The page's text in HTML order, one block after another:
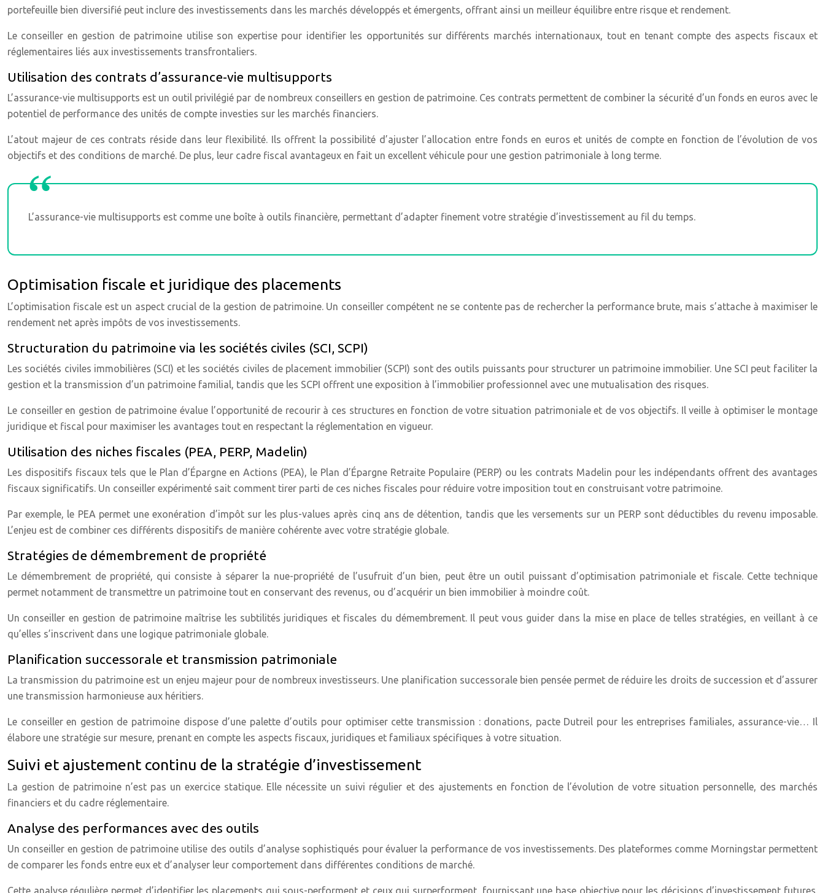
portefeuille bien diversifié peut inclure des investissements dans les marchés développés et émergents, offrant ainsi un meilleur équilibre entre risque et rendement.
Le conseiller en gestion de patrimoine utilise son expertise pour identifier les opportunités sur différents marchés internationaux, tout en tenant compte des aspects fiscaux et
réglementaires liés aux investissements transfrontaliers.
Utilisation des contrats d’assurance-vie multisupports
L’assurance-vie multisupports est un outil privilégié par de nombreux conseillers en gestion de patrimoine. Ces contrats permettent de combiner la sécurité d’un fonds en euros avec le
potentiel de performance des unités de compte investies sur les marchés financiers.
L’atout majeur de ces contrats réside dans leur flexibilité. Ils offrent la possibilité d’ajuster l’allocation entre fonds en euros et unités de compte en fonction de l’évolution de vos
objectifs et des conditions de marché. De plus, leur cadre fiscal avantageux en fait un excellent véhicule pour une gestion patrimoniale à long terme.
L’assurance-vie multisupports est comme une boîte à outils financière, permettant d’adapter finement votre stratégie d’investissement au fil du temps.
Optimisation fiscale et juridique des placements
L’optimisation fiscale est un aspect crucial de la gestion de patrimoine. Un conseiller compétent ne se contente pas de rechercher la performance brute, mais s’attache à maximiser le
rendement net après impôts de vos investissements.
Structuration du patrimoine via les sociétés civiles (SCI, SCPI)
Les sociétés civiles immobilières (SCI) et les sociétés civiles de placement immobilier (SCPI) sont des outils puissants pour structurer un patrimoine immobilier. Une SCI peut faciliter la
gestion et la transmission d’un patrimoine familial, tandis que les SCPI offrent une exposition à l’immobilier professionnel avec une mutualisation des risques.
Le conseiller en gestion de patrimoine évalue l’opportunité de recourir à ces structures en fonction de votre situation patrimoniale et de vos objectifs. Il veille à optimiser le montage
juridique et fiscal pour maximiser les avantages tout en respectant la réglementation en vigueur.
Utilisation des niches fiscales (PEA, PERP, Madelin)
Les dispositifs fiscaux tels que le Plan d’Épargne en Actions (PEA), le Plan d’Épargne Retraite Populaire (PERP) ou les contrats Madelin pour les indépendants offrent des avantages
fiscaux significatifs. Un conseiller expérimenté sait comment tirer parti de ces niches fiscales pour réduire votre imposition tout en construisant votre patrimoine.
Par exemple, le PEA permet une exonération d’impôt sur les plus-values après cinq ans de détention, tandis que les versements sur un PERP sont déductibles du revenu imposable.
L’enjeu est de combiner ces différents dispositifs de manière cohérente avec votre stratégie globale.
Stratégies de démembrement de propriété
Le démembrement de propriété, qui consiste à séparer la nue-propriété de l’usufruit d’un bien, peut être un outil puissant d’optimisation patrimoniale et fiscale. Cette technique
permet notamment de transmettre un patrimoine tout en conservant des revenus, ou d’acquérir un bien immobilier à moindre coût.
Un conseiller en gestion de patrimoine maîtrise les subtilités juridiques et fiscales du démembrement. Il peut vous guider dans la mise en place de telles stratégies, en veillant à ce
qu’elles s’inscrivent dans une logique patrimoniale globale.
Planification successorale et transmission patrimoniale
La transmission du patrimoine est un enjeu majeur pour de nombreux investisseurs. Une planification successorale bien pensée permet de réduire les droits de succession et d’assurer
une transmission harmonieuse aux héritiers.
Le conseiller en gestion de patrimoine dispose d’une palette d’outils pour optimiser cette transmission : donations, pacte Dutreil pour les entreprises familiales, assurance-vie… Il
élabore une stratégie sur mesure, prenant en compte les aspects fiscaux, juridiques et familiaux spécifiques à votre situation.
Suivi et ajustement continu de la stratégie d’investissement
La gestion de patrimoine n’est pas un exercice statique. Elle nécessite un suivi régulier et des ajustements en fonction de l’évolution de votre situation personnelle, des marchés
financiers et du cadre réglementaire.
Analyse des performances avec des outils
Un conseiller en gestion de patrimoine utilise des outils d’analyse sophistiqués pour évaluer la performance de vos investissements. Des plateformes comme Morningstar permettent
de comparer les fonds entre eux et d’analyser leur comportement dans différentes conditions de marché.
Cette analyse régulière permet d’identifier les placements qui sous-performent et ceux qui surperforment, fournissant une base objective pour les décisions d’investissement futures.